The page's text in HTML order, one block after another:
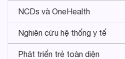
NCDs và OneHealth
Nghiên cứu hệ thống y tế
Phát triển trẻ toàn diện